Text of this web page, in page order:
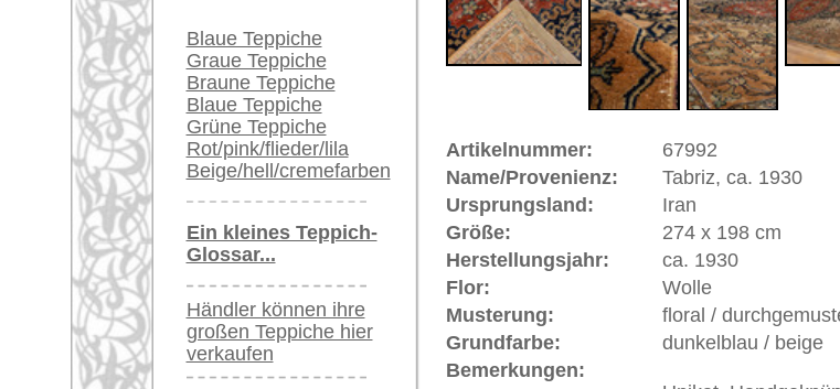
Mehr über die Provenienz Tabriz, ca. 1930 | Iran
Tabriz ist die Hauptstadt der ProvinzAserbaidjan im Nordwesten Irans. Der Name wird
zurückgeführt auf Tav-riz, das in Pahlavi etwa mit der "Urgrund der Flüsse" übersetzt wird und
damit Bezug nimmt auf die zahllosen am Vulkan Sahend entspringenden Quellen. Nach der
Überlieferung wurde die Stadt vom Kalifen Harun al-Rashid ca. im Jahre 800 gegründet.
Tabriz gilt seit dem 17. Jh. als ein sehr bedeutendes Teppich-Produktionszentrum des Landes.
Die feinen Tabriz-Knüpfungen gelten als die besten, die im Iran geknüpft werden.
Teppiche.tv - große moderne Teppiche | neue und antike Orientteppiche -
riesige Auswahl
Kundenservice:
Deutschland / Österreich: +49 (0)40 450 4102
United Kingdom: +44 (0)20 7183 4544
USA / Canada: +1 646-688-1335
Impressum|Kontakt|Geschäftsbedingungen